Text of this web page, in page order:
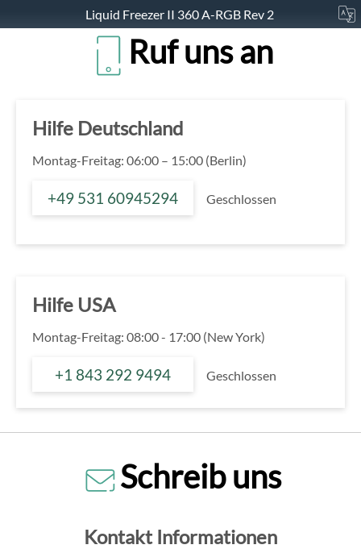
Liquid Freezer II 360 A-RGB Rev 2
Ruf uns an
Hilfe Deutschland
Montag-Freitag: 06:00 – 15:00 (Berlin)
+49 531 60945294 Geschlossen
Hilfe USA
Montag-Freitag: 08:00 - 17:00 (New York)
+1 843 292 9494 Geschlossen
Schreib uns
Kontakt Informationen